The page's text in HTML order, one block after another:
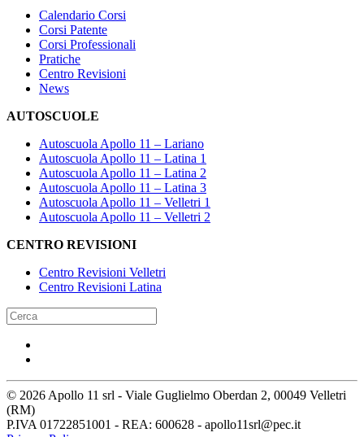
Calendario Corsi
Corsi Patente
Corsi Professionali
Pratiche
Centro Revisioni
News
AUTOSCUOLE
Autoscuola Apollo 11 – Lariano
Autoscuola Apollo 11 – Latina 1
Autoscuola Apollo 11 – Latina 2
Autoscuola Apollo 11 – Latina 3
Autoscuola Apollo 11 – Velletri 1
Autoscuola Apollo 11 – Velletri 2
CENTRO REVISIONI
Centro Revisioni Velletri
Centro Revisioni Latina
© 2026 Apollo 11 srl - Viale Guglielmo Oberdan 2, 00049 Velletri
(RM)
P.IVA 01722851001 - REA: 600628 - apollo11srl@pec.it